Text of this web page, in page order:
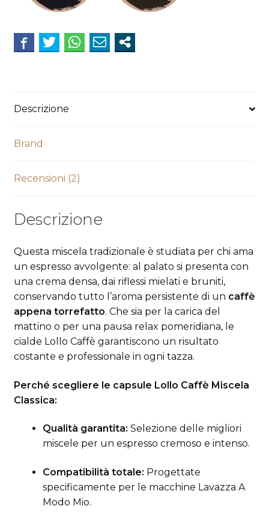
Descrizione
Brand
Recensioni (2)
Descrizione
Questa miscela tradizionale è studiata per chi ama
un espresso avvolgente: al palato si presenta con
una crema densa, dai riflessi mielati e bruniti,
conservando tutto l’aroma persistente di un caffè
appena torrefatto. Che sia per la carica del
mattino o per una pausa relax pomeridiana, le
cialde Lollo Caffè garantiscono un risultato
costante e professionale in ogni tazza.
Perché scegliere le capsule Lollo Caffè Miscela
Classica:
Qualità garantita: Selezione delle migliori
miscele per un espresso cremoso e intenso.
Compatibilità totale: Progettate
specificamente per le macchine Lavazza A
Modo Mio.